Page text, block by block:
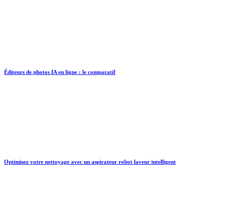
Éditeurs de photos IA en ligne : le comparatif
Optimisez votre nettoyage avec un aspirateur robot laveur intelligent